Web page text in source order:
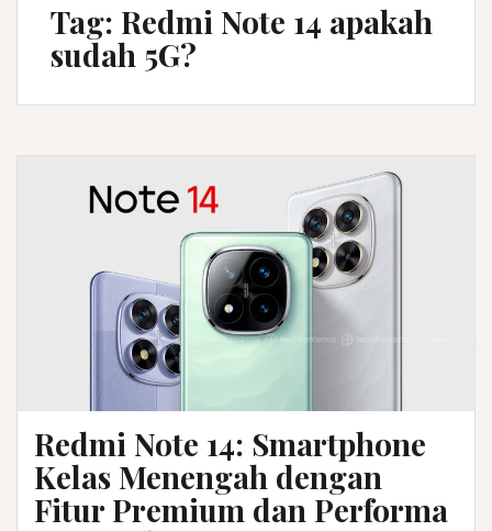
Tag: Redmi Note 14 apakah
sudah 5G?
Redmi Note 14: Smartphone
Kelas Menengah dengan
Fitur Premium dan Performa